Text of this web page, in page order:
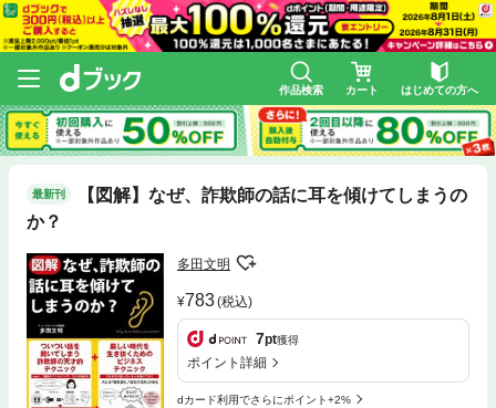
作品検索 カート はじめての方へ
最新刊
【図解】なぜ、詐欺師の話に耳を傾けてしまうの
か？
多田文明
783(税込)
7pt獲得
ポイント詳細
dカード利用でさらにポイント+2%